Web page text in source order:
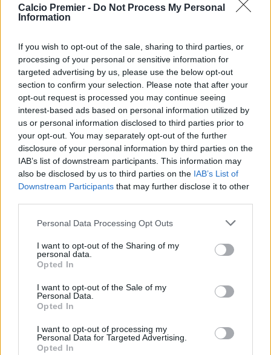
Calcio Premier - Do Not Process My Personal
Information
If you wish to opt-out of the sale, sharing to third parties, or
processing of your personal or sensitive information for
targeted advertising by us, please use the below opt-out
section to confirm your selection. Please note that after your
opt-out request is processed you may continue seeing
interest-based ads based on personal information utilized by
us or personal information disclosed to third parties prior to
your opt-out. You may separately opt-out of the further
disclosure of your personal information by third parties on the
IAB’s list of downstream participants. This information may
also be disclosed by us to third parties on the IAB’s List of
Downstream Participants that may further disclose it to other
Personal Data Processing Opt Outs
I want to opt-out of the Sharing of my
personal data.
Opted In
I want to opt-out of the Sale of my
Personal Data.
Opted In
I want to opt-out of processing my
Personal Data for Targeted Advertising.
Opted In
L’Inghilterradopo l’ottima esordio contro la Croazia, sfierà
il Ghana, per un match che varrà la testa del girone. Le
buone notizie non mancano perThomas Tuchel, visti i
segnali che ha avvertito dalla sua squadra. L’attacco è
stato performante, senza dimenticarsi di pressare e
sacrificarsi. Inoltre potrebbe tornare al 100% anche
Bukayo Saka, reduce da alcuni problemi fisici patiti negli
ultimi mesi. Il tecnico tedesco ha analizzato la situazione
dell’ala Gunners:
Come sta?
Si muove con sempre maggiore libertà.Non sente più
dolore.È riuscito a partecipare a entrambi i nostri
allenamenti degli ultimi due giorni al massimo livello.
Quindi è pronto… senza dirvi se partirà titolare o entrerà
dalla panchina. Ma è davvero impressionante come tutti in
questo momento credano
nell’idea di difendere insieme
ed è quello che abbiamo fatto in modo eccellente nel
secondo tempo, spingendoci costantemente in avanti con
un pressing alto, ed è quello che cercheremo di fare
[contro il Ghana]”